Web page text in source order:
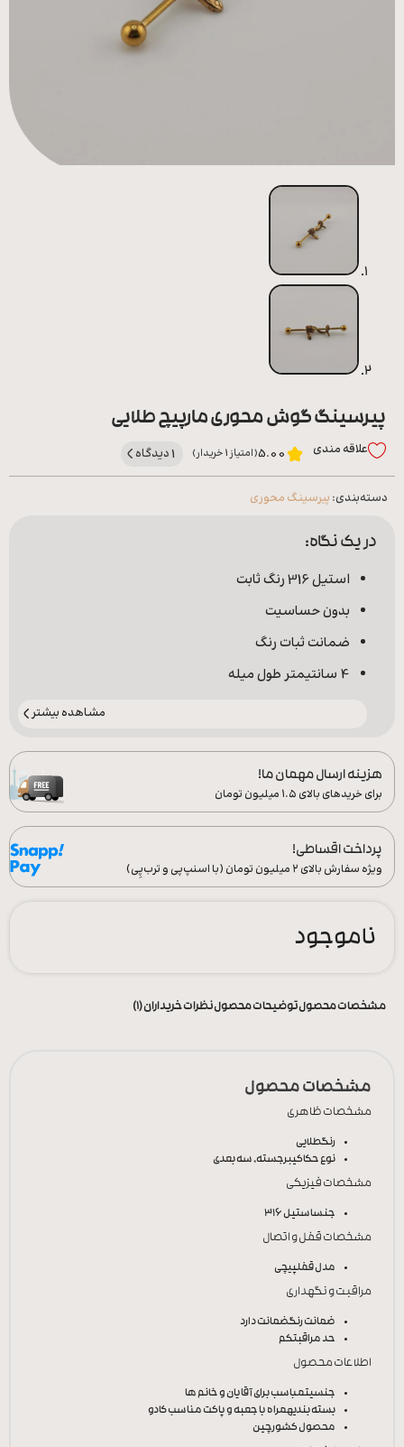
پیرسینگ گوش محوری مارپیچ طلایی
علاقه‌ مندی 5.00(امتیاز 1 خریدار) 1 دیدگاه
دسته‌بندی: پیرسینگ محوری
در یک نگاه:
استیل 316 رنگ ثابت
بدون حساسیت
ضمانت ثبات رنگ
4 سانتیمتر طول میله
مشاهده بیشتر
هزینه ارسال مهمان ما!
برای خریدهای بالای ۱.۵ میلیون تومان
پرداخت اقساطی!
ویژه سفارش‌ بالای ۲ میلیون تومان (با اسنپ‌پی و ترب‌پِی)
ناموجود
مشخصات محصولتوضیحات محصولنظرات خریداران (1)
مشخصات محصول
مشخصات ظاهری
رنگطلایی
نوع حکاکیبرجسته, سه بعدی
مشخصات فیزیکی
جنساستیل 316
مشخصات قفل و اتصال
مدل قفلپیچی
مراقبت و نگهداری
ضمانت رنگضمانت دارد
حد مراقبتکم
اطلاعات محصول
جنسیتمباسب برای آقایان و خانم ها
بسته بندیهمراه با جعبه و پاکت مناسب کادو
محصول کشورچین